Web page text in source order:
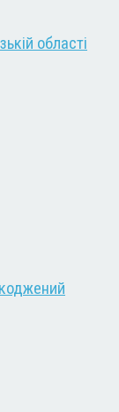
області